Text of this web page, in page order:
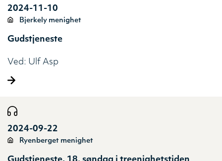
2024-11-10
Bjerkely menighet
Gudstjeneste
Ved: Ulf Asp
2024-09-22
Ryenberget menighet